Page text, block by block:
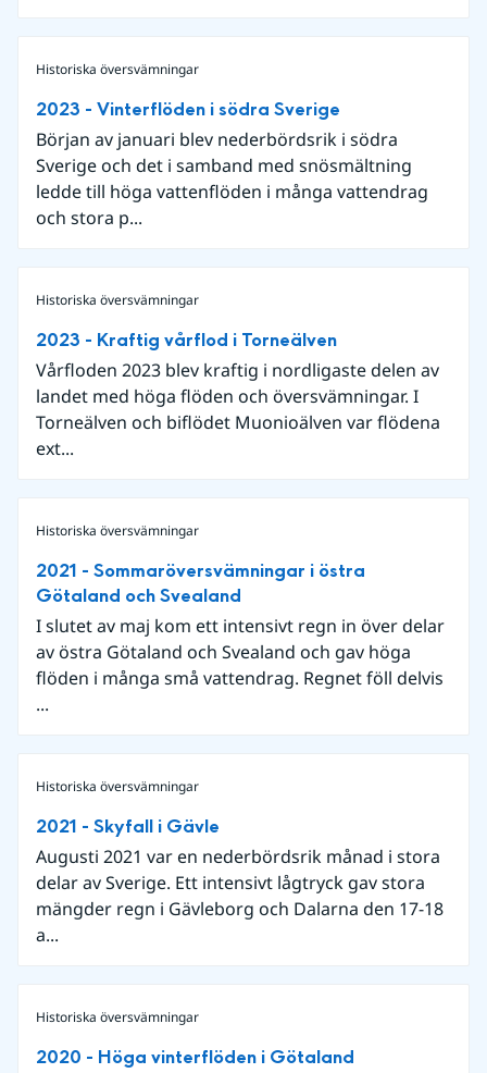
Historiska översvämningar
2023 - Vinterflöden i södra Sverige
Början av januari blev nederbördsrik i södra
Sverige och det i samband med snösmältning
ledde till höga vattenflöden i många vattendrag
och stora p...
Historiska översvämningar
2023 - Kraftig vårflod i Torneälven
Vårfloden 2023 blev kraftig i nordligaste delen av
landet med höga flöden och översvämningar. I
Torneälven och biflödet Muonioälven var flödena
ext...
Historiska översvämningar
2021 - Sommaröversvämningar i östra
Götaland och Svealand
I slutet av maj kom ett intensivt regn in över delar
av östra Götaland och Svealand och gav höga
flöden i många små vattendrag. Regnet föll delvis
...
Historiska översvämningar
2021 - Skyfall i Gävle
Augusti 2021 var en nederbördsrik månad i stora
delar av Sverige. Ett intensivt lågtryck gav stora
mängder regn i Gävleborg och Dalarna den 17-18
a...
Historiska översvämningar
2020 - Höga vinterflöden i Götaland